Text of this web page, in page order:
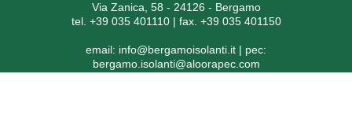
Via Zanica, 58 - 24126 - Bergamo
tel. +39 035 401110 | fax. +39 035 401150
email: info@bergamoisolanti.it | pec:
bergamo.isolanti@aloorapec.com